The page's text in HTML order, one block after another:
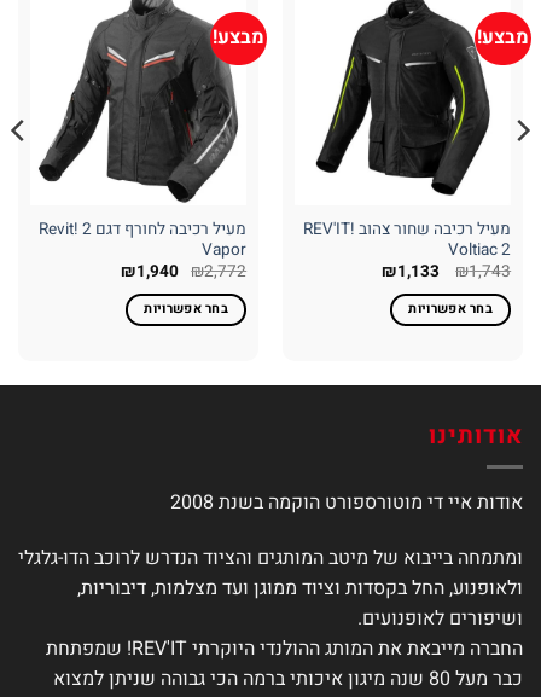
מבצע!
מעיל רכיבה שחור צהוב REV'IT!
Voltiac 2
₪1,743 המחיר
המקורי
היה:
₪1,743.
₪1,133 המחיר
בחר אפשרויות
יש
סוגים.
ניתן
את
בעמוד
המוצר
מבצע!
מעיל רכיבה לחורף דגם 2 Revit!
Vapor
₪2,772
₪1,940
בחר אפשרויות
יש
לבחור
את
בעמוד
המוצר
אודותינו
אודות איי די מוטורספורט הוקמה בשנת 2008
ומתמחה בייבוא של מיטב המותגים והציוד הנדרש לרוכב הדו-גלגלי
ולאופנוע, החל בקסדות וציוד ממוגן ועד מצלמות, דיבוריות,
ושיפורים לאופנועים.
החברה מייבאת את המותג ההולנדי היוקרתי REV'IT! שמפתחת
כבר מעל 80 שנה מיגון איכותי ברמה הכי גבוהה שניתן למצוא